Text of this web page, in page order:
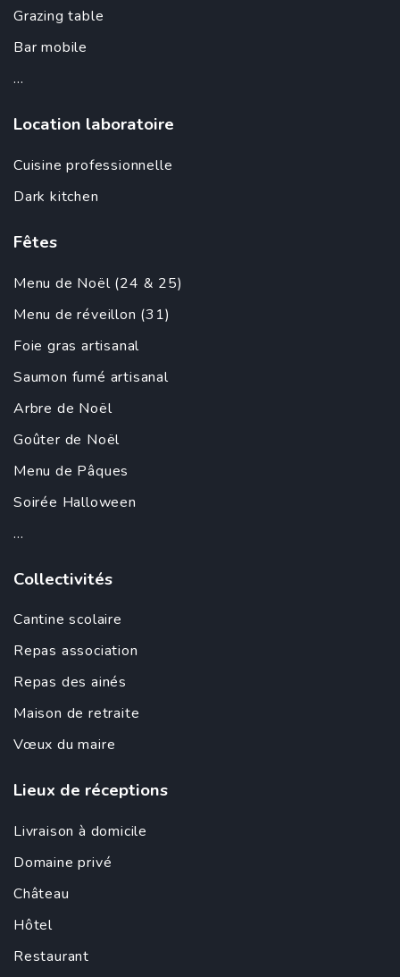
Grazing table
Bar mobile
...
Location laboratoire
Cuisine professionnelle
Dark kitchen
Fêtes
Menu de Noël (24 & 25)
Menu de réveillon (31)
Foie gras artisanal
Saumon fumé artisanal
Arbre de Noël
Goûter de Noël
Menu de Pâques
Soirée Halloween
...
Collectivités
Cantine scolaire
Repas association
Repas des ainés
Maison de retraite
Vœux du maire
Lieux de réceptions
Livraison à domicile
Domaine privé
Château
Hôtel
Restaurant